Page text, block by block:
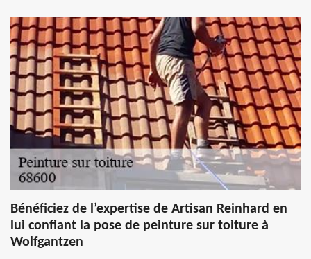
Bénéficiez de l’expertise de Artisan Reinhard en
lui confiant la pose de peinture sur toiture à
Wolfgantzen